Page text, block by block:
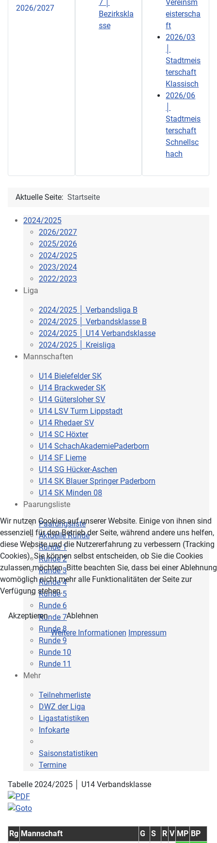
2026/2027
7 │
Bezirkskla
sse
Vereinsm
eisterscha
ft
2026/03
Stadtmeis
terschaft
Klassisch
2026/06
Stadtmeis
terschaft
Schnellsc
hach
Aktuelle Seite: Startseite
2024/2025
2026/2027
2025/2026
2024/2025
2023/2024
2022/2023
Liga
2024/2025 │ Verbandsliga B
2024/2025 │ Verbandsklasse B
2024/2025 │ U14 Verbandsklasse
2024/2025 │ Kreisliga
Mannschaften
U14 Bielefelder SK
U14 Brackweder SK
U14 Gütersloher SV
U14 LSV Turm Lippstadt
U14 Rhedaer SV
U14 SC Höxter
U14 SchachAkademiePaderborn
U14 SF Lieme
U14 SG Hücker-Aschen
U14 SK Blauer Springer Paderborn
U14 SK Minden 08
Paarungsliste
Paarungsliste
Aktuelle Runde
Runde 1
Runde 2
Runde 3
Runde 4
Runde 5
Runde 6
Runde 7
Runde 8
Runde 9
Runde 10
Runde 11
Mehr
Teilnehmerliste
DWZ der Liga
Ligastatistiken
Infokarte
Saisonstatistiken
Termine
Tabelle 2024/2025 │ U14 Verbandsklasse
Rg Mannschaft G S R V MP BP
Wir nutzen Cookies auf unserer Website. Einige von ihnen sind
essenziell für den Betrieb der Seite, während andere uns helfen,
diese Website und die Nutzererfahrung zu verbessern (Tracking
Cookies). Sie können selbst entscheiden, ob Sie die Cookies
zulassen möchten. Bitte beachten Sie, dass bei einer Ablehnung
womöglich nicht mehr alle Funktionalitäten der Seite zur
Verfügung stehen.
Akzeptieren
Ablehnen
Weitere Informationen Impressum